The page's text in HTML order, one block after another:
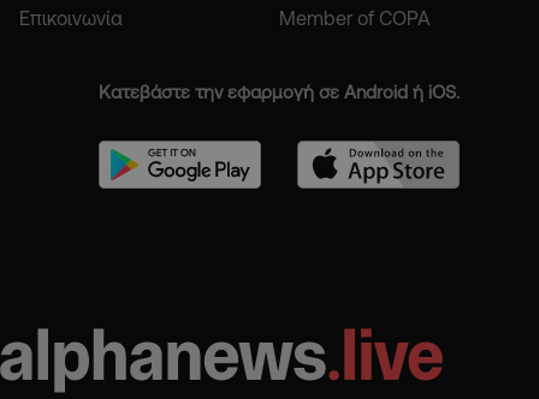
Επικοινωνία Member of COPA
Κατεβάστε την εφαρμογή σε Android ή iOS.